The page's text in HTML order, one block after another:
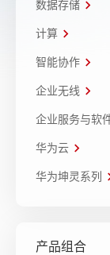
数据存储
计算
智能协作
企业无线
企业服务与软
华为云
华为坤灵系列
产品组合